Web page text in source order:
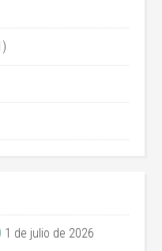
1 de julio de 2026